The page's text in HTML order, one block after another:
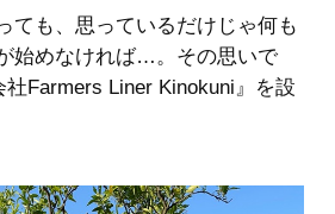
ても、思っているだけじゃ何も
始めなければ…。その思いで
社Farmers Liner Kinokuni』を設